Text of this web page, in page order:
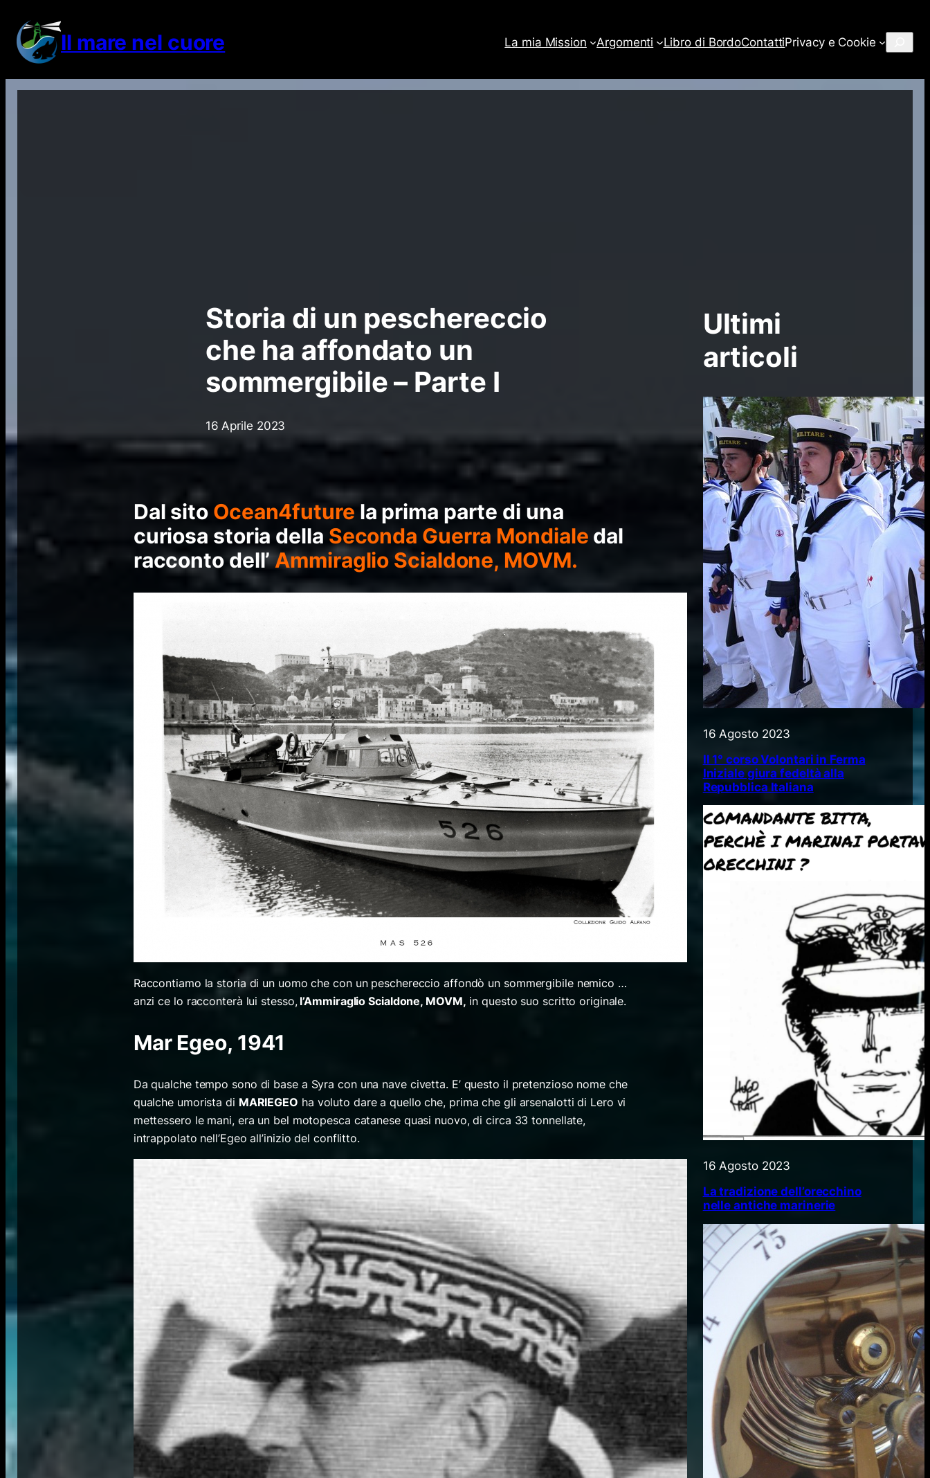
contenuto Il mare nel cuore La mia Mission Argomenti Libro di BordoContattiPrivacy e Cookie
Storia di un peschereccio
che ha affondato un
sommergibile – Parte I
16 Aprile 2023
Dal sito Ocean4future la prima parte di una
curiosa storia della Seconda Guerra Mondiale dal
racconto dell’Ammiraglio Scialdone, MOVM.
Raccontiamo la storia di un uomo che con un peschereccio affondò un sommergibile nemico …
anzi ce lo racconterà lui stesso,l’Ammiraglio Scialdone, MOVM, in questo suo scritto originale.
Mar Egeo, 1941
Da qualche tempo sono di base a Syra con una nave civetta. E’ questo il pretenzioso nome che
qualche umorista di MARIEGEO ha voluto dare a quello che, prima che gli arsenalotti di Lero vi
mettessero le mani, era un bel motopesca catanese quasi nuovo, di circa 33 tonnellate,
intrappolato nell’Egeo all’inizio del conflitto.
Ultimi
articoli
16 Agosto 2023
Il 1° corso Volontari in Ferma
Iniziale giura fedeltà alla
Repubblica Italiana
16 Agosto 2023
La tradizione dell’orecchino
nelle antiche marinerie